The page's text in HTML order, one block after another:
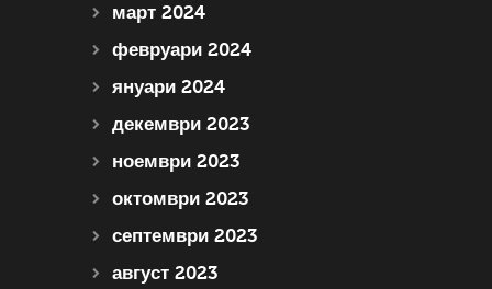
март 2024
февруари 2024
януари 2024
декември 2023
ноември 2023
октомври 2023
септември 2023
август 2023